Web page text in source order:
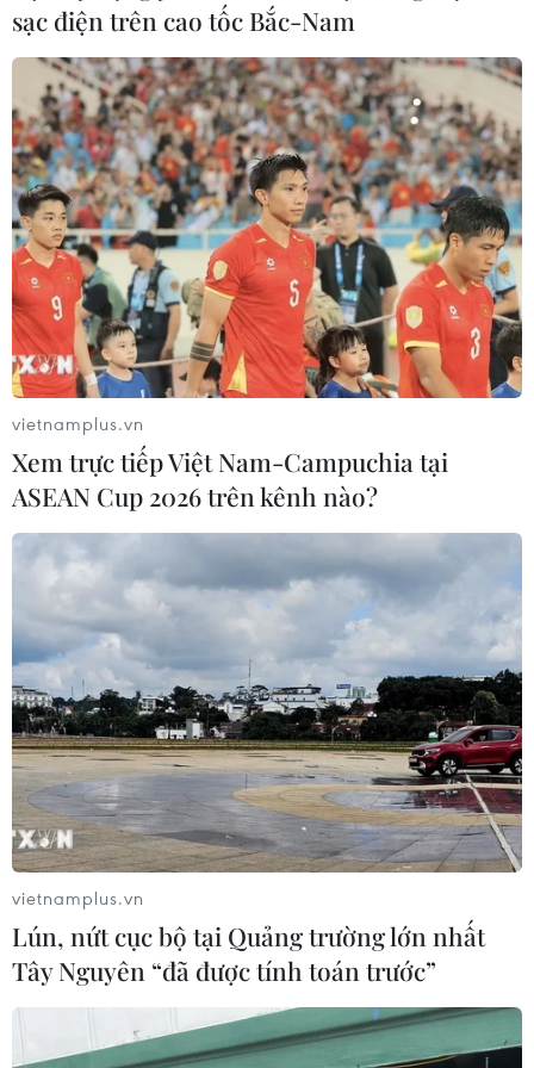
sạc điện trên cao tốc Bắc-Nam
vietnamplus.vn
Xem trực tiếp Việt Nam-Campuchia tại
ASEAN Cup 2026 trên kênh nào?
vietnamplus.vn
Lún, nứt cục bộ tại Quảng trường lớn nhất
Tây Nguyên “đã được tính toán trước”